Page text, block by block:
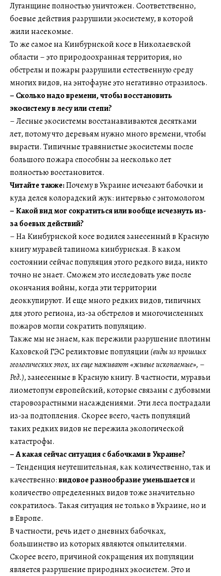
Луганщине полностью уничтожен. Соответственно,
боевые действия разрушили экосистему, в которой
жили насекомые.
То же самое на Кинбурнской косе в Николаевской
области – это природоохранная территория, но
обстрелы и пожары разрушили естественную среду
многих видов, на энтофауне это негативно отразилось.
– Сколько надо времени, чтобы восстановить
экосистему в лесу или степи?
– Лесные экосистемы восстанавливаются десятками
лет, потому что деревьям нужно много времени, чтобы
вырасти. Типичные травянистые экосистемы после
большого пожара способны за несколько лет
полностью восстановится.
Читайте также:Почему в Украине исчезают бабочки и
куда делся колорадский жук: интервью с энтомологом
– Какой вид мог сократиться или вообще исчезнуть из-
за боевых действий?
– На Кинбурнской косе водился занесенный в Красную
книгу муравей тапинома кинбурнская. В каком
состоянии сейчас популяция этого редкого вида, никто
точно не знает. Сможем это исследовать уже после
окончания войны, когда эти территории
деоккупируют. И еще много редких видов, типичных
для этого региона, из-за обстрелов и многочисленных
пожаров могли сократить популяцию.
Также мы не знаем, как пережили разрушение плотины
Каховской ГЭС реликтовые популяции (виды из прошлых
геологических эпох, их еще наживают «живые ископаемые», –
Ред.), занесенные в Красную книгу. В частности, муравьи
лиометопум европейский, которые связаны с дубовыми
старовозрастными насаждениями. Эти леса пострадали
из-за подтопления. Скорее всего, часть популяций
таких редких видов не пережила экологической
катастрофы.
–​​​​​​​ А какая сейчас ситуация с бабочками в Украине?
– Тенденция неутешительная, как количественно, так и
качественно:видовое разнообразие уменьшаетсяи
количество определенных видов тоже значительно
сократилось. Такая ситуация не только в Украине, но и
в Европе.
В частности, речь идет о дневных бабочках,
большинство из которых являются опылителями.
Скорее всего, причиной сокращения их популяции
является разрушение природных экосистем. Это и